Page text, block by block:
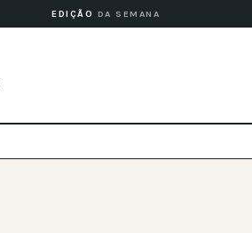
EDIÇÃO DA SEMANA